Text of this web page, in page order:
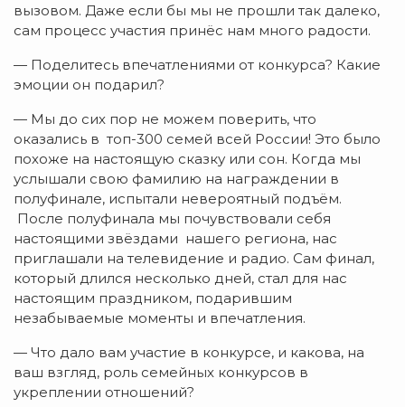
вызовом. Даже если бы мы не прошли так далеко,
сам процесс участия принёс нам много радости.
— Поделитесь впечатлениями от конкурса? Какие
эмоции он подарил?
— Мы до сих пор не можем поверить, что
оказались в топ-300 семей всей России! Это было
похоже на настоящую сказку или сон. Когда мы
услышали свою фамилию на награждении в
полуфинале, испытали невероятный подъём.
После полуфинала мы почувствовали себя
настоящими звёздами нашего региона, нас
приглашали на телевидение и радио. Сам финал,
который длился несколько дней, стал для нас
настоящим праздником, подарившим
незабываемые моменты и впечатления.
— Что дало вам участие в конкурсе, и какова, на
ваш взгляд, роль семейных конкурсов в
укреплении отношений?